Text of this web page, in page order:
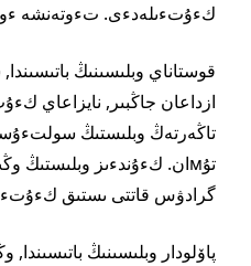
كءۇتءىلەدءى. تءوتەنشە
قوستاناي وبلىسىنىڭ
ازداعان جاڭبىر, نايزاعاي
تاڭەرتەڭ وبلىستىڭ
گرادۋس قاتتى ىستىق
پاۆلودار وبلىسىنىڭ